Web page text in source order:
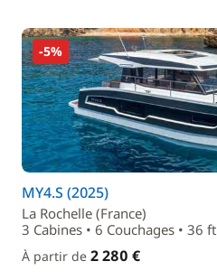
-5%
MY4.S (2025)
La Rochelle (France)
3 Cabines • 6 Couchages • 36 ft
À partir de 2 280 €